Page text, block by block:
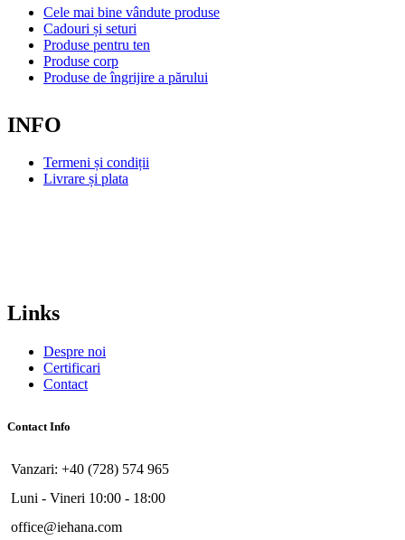
Cele mai bine vândute produse
Cadouri și seturi
Produse pentru ten
Produse corp
Produse de îngrijire a părului
INFO
Termeni și condiții
Livrare și plata
Links
Despre noi
Certificari
Contact
Contact Info
Vanzari: +40 (728) 574 965
Luni - Vineri 10:00 - 18:00
office@iehana.com